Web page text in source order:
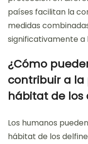
países facilitan la
medidas
significativamente a
¿Cómo
contribuir a la
hábitat de los
Los humanos
hábitat de los